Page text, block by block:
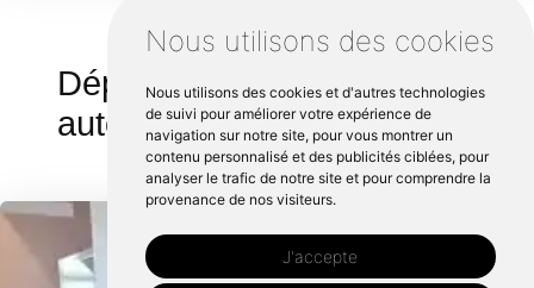
Nous utilisons des cookies
Nous utilisons des cookies et d'autres technologies
de suivi pour améliorer votre expérience de
navigation sur notre site, pour vous montrer un
contenu personnalisé et des publicités ciblées, pour
analyser le trafic de notre site et pour comprendre la
provenance de nos visiteurs.
J'accepte
Dépannage électrique
autour de Vitré :